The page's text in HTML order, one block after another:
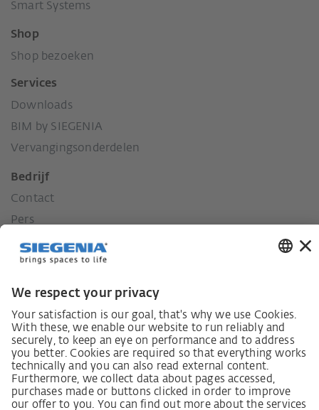
Smart Systems
Shop
Shop bezoeken
Services
Downloads
BIM by SIEGENIA
Vervangingsonderdelen
Bedrijf
Contact
Pers
Geschiedenis
Onze waarden
Sociaal engagement
Wet inzake zorgvuldigheid in de toeleveringsketen